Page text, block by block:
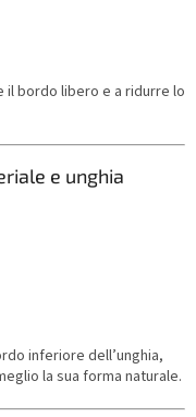
il bordo libero e a ridurre lo
e unghia
inferiore dell’unghia,
la sua forma naturale.